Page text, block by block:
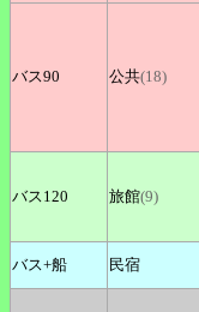
バス90 公共(18)
バス120 旅館(9)
バス+船 民宿